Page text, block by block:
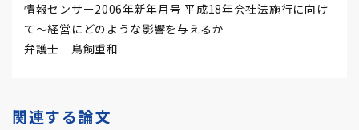
情報センサー2006年新年月号 平成18年会社法施行に向け
て～経営にどのような影響を与えるか
弁護士 鳥飼重和
関連する論文